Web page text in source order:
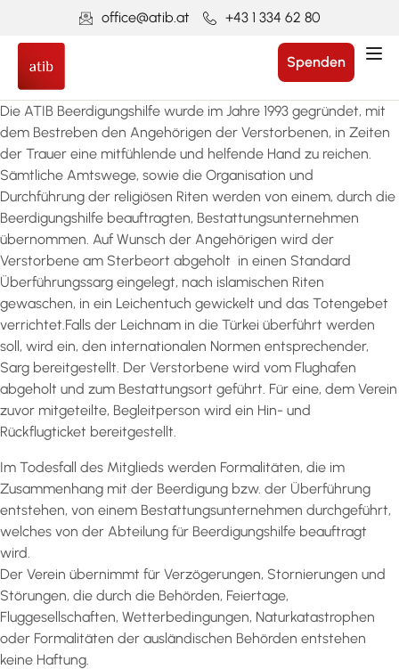
office@atib.at +43 1 334 62 80
Spenden
Die ATIB Beerdigungshilfe wurde im Jahre 1993 gegründet, mit
dem Bestreben den Angehörigen der Verstorbenen, in Zeiten
der Trauer eine mitfühlende und helfende Hand zu reichen.
Sämtliche Amtswege, sowie die Organisation und
Durchführung der religiösen Riten werden von einem, durch die
Beerdigungshilfe beauftragten, Bestattungsunternehmen
übernommen. Auf Wunsch der Angehörigen wird der
Verstorbene am Sterbeort abgeholt in einen Standard
Überführungssarg eingelegt, nach islamischen Riten
gewaschen, in ein Leichentuch gewickelt und das Totengebet
verrichtet.Falls der Leichnam in die Türkei überführt werden
soll, wird ein, den internationalen Normen entsprechender,
Sarg bereitgestellt. Der Verstorbene wird vom Flughafen
abgeholt und zum Bestattungsort geführt. Für eine, dem Verein
zuvor mitgeteilte, Begleitperson wird ein Hin- und
Rückflugticket bereitgestellt.
Im Todesfall des Mitglieds werden Formalitäten, die im
Zusammenhang mit der Beerdigung bzw. der Überführung
entstehen, von einem Bestattungsunternehmen durchgeführt,
welches von der Abteilung für Beerdigungshilfe beauftragt
wird.
Der Verein übernimmt für Verzögerungen, Stornierungen und
Störungen, die durch die Behörden, Feiertage,
Fluggesellschaften, Wetterbedingungen, Naturkatastrophen
oder Formalitäten der ausländischen Behörden entstehen
keine Haftung.